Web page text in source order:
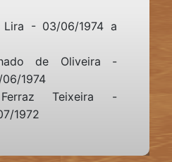
Lira - 03/06/1974 a
de Oliveira -
1974
Teixeira -
1972